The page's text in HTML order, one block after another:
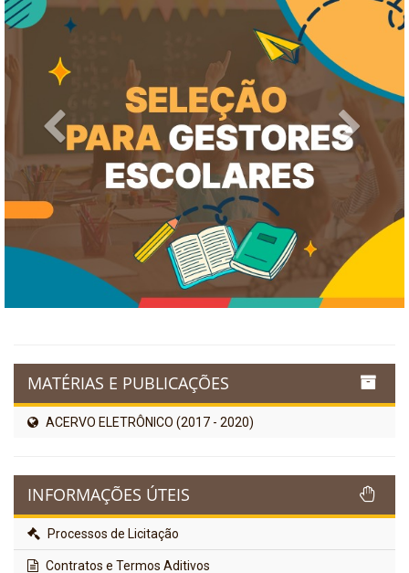
Previous Next
MATÉRIAS E PUBLICAÇÕES
ACERVO ELETRÔNICO (2017 - 2020)
INFORMAÇÕES ÚTEIS
Processos de Licitação
Contratos e Termos Aditivos